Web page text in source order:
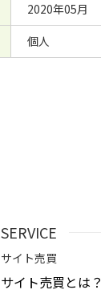
2020年05月
個人
SERVICE
サイト売買
サイト売買とは？